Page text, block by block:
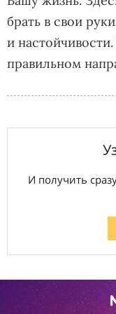
брать в свои
и
правильном
И получить